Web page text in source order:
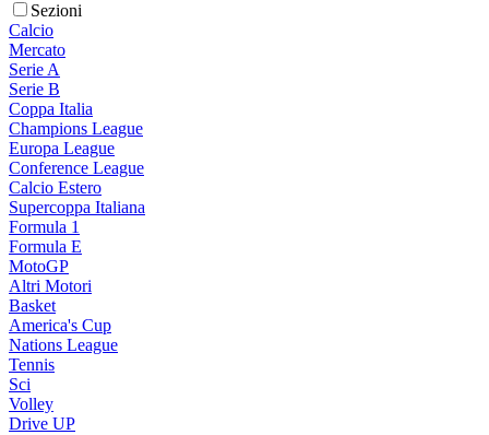
Sezioni
Calcio
Mercato
Serie A
Serie B
Coppa Italia
Champions League
Europa League
Conference League
Calcio Estero
Supercoppa Italiana
Formula 1
Formula E
MotoGP
Altri Motori
Basket
America's Cup
Nations League
Tennis
Sci
Volley
Drive UP